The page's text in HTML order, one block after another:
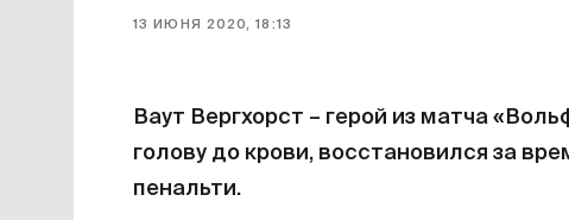
13 ИЮНЯ 2020, 18:13
Ваут Вергхорст – герой из матча
голову до крови, восстановился за
пенальти.